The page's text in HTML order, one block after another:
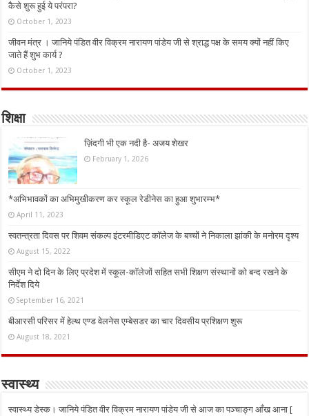
कैसे शुरू हुई ये परंपरा?
October 1, 2023
जीवन मंत्र । जानिये पंडित वीर विक्रम नारायण पांडेय जी से श्राद्ध पक्ष के समय क्यों नहीं किए
जाते हैं शुभ कार्य ?
October 1, 2023
शिक्षा
ज़िंदगी भी एक नदी है- अजय शेखर
February 1, 2026
*अभिभावकों का अभिमुखीकरण कर स्कूल रेडीनेस का हुआ शुभारम्भ*
April 11, 2023
स्वतन्त्रता दिवस पर शिवम संकल्प इंटरमीडिएट कॉलेज के बच्चों ने निकाला झांकी के मनोरम दृश्य
August 15, 2022
सीएम ने दो दिन के लिए प्रदेश में स्कूल-कॉलेजों सहित सभी शिक्षण संस्थानों को बन्द रखने के
निर्देश दिये
September 16, 2021
बीआरसी परिसर में हेल्थ एण्ड वेलनेस एम्बेसडर का चार दिवसीय प्रशिक्षण शुरू
August 18, 2021
स्वास्थ्य
स्वास्थ्य डेस्क। जानिये पंडित वीर विक्रम नारायण पांडेय जी से आज का पञ्चाङ्ग आँख आना [